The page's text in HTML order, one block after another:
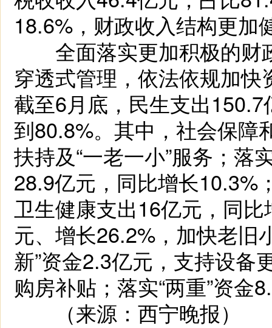
18.6%，财政收入结构更加
全面落实更加积极的财
穿透式管理，依法依规加
截至6月底，民生支出
到80.8%。其中，社会保障
扶持及“一老一小”服务；落
28.9亿元，同比增长10.3%
卫生健康支出16亿元，同
元、增长26.2%，加快老旧
新”资金2.3亿元，支持设备
购房补贴；落实“两重”资
（来源：西宁晚报）